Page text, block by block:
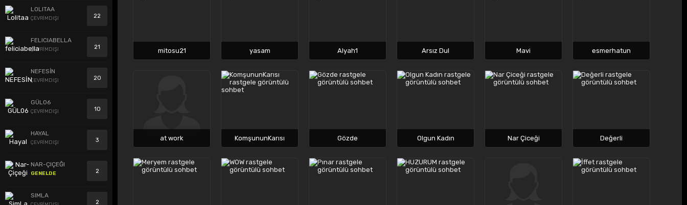
LOLITAA
ÇEVRİMDIŞI 22
FELICIABELLA
ÇEVRİMDIŞI 21
NEFESİN
ÇEVRİMDIŞI 20
GÜL06
ÇEVRİMDIŞI 10
HAYAL
ÇEVRİMDIŞI 3
NAR-ÇIÇEĞI
GENELDE 2
SIMLA
2
mitosu21 yasam Alyah1 Arsız Dul Mavi esmerhatun
at work KomşununKarısı Gözde Olgun Kadın Nar Çiceği Değerli